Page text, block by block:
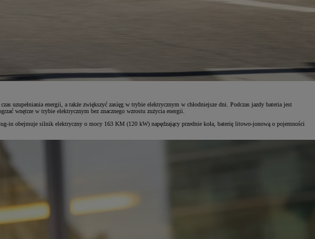
uzupełniania energii, a także zwiększyć zasięg w trybie elektrycznym w chłodniejsze dni. Podczas jazdy bateria jest
wnętrze w trybie elektrycznym bez znacznego wzrostu zużycia energii.
in obejmuje silnik elektryczny o mocy 163 KM (120 kW) napędzający przednie koła, baterię litowo-jonową o pojemności